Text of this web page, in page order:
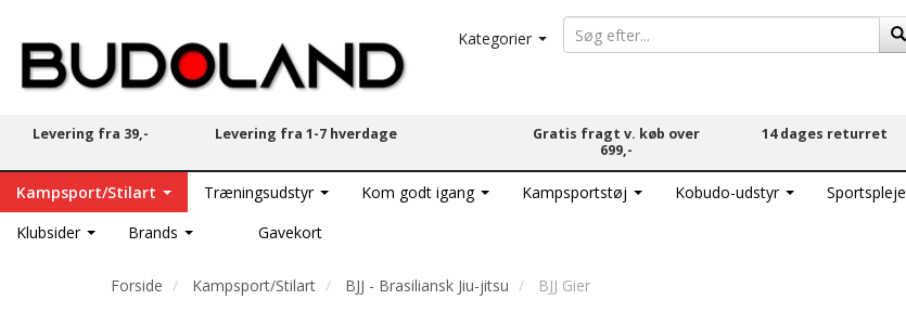
Kategorier
Levering fra 39,- Levering fra 1-7 hverdage
Gratis fragt v. køb over
699,-
14 dages returret
Kampsport/Stilart Træningsudstyr Kom godt igang Kampsportstøj Kobudo-udstyr Sportspleje
Klubsider
Brands Gavekort
Forside Kampsport/Stilart BJJ - Brasiliansk Jiu-jitsu BJJ Gier